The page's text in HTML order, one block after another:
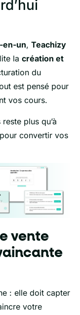
en-un, Teachizy
la création et
du
est pensé pour
vos cours.
plus qu’à
pour convertir vos
vente
: elle doit capter
votre